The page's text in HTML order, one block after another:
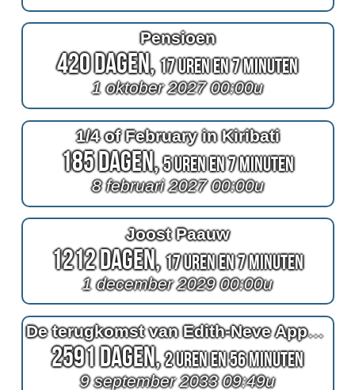
Pensioen
420 Dagen,17 Uren en 7 Minuten
1 oktober 2027 00:00u
1/4 of February in Kiribati
185 Dagen,5 Uren en 7 Minuten
8 februari 2027 00:00u
Joost Paauw
1212 Dagen,17 Uren en 7 Minuten
1 december 2029 00:00u
De terugkomst van Edith-Neve Appelmans
2591 Dagen,2 Uren en 56 Minuten
9 september 2033 09:49u